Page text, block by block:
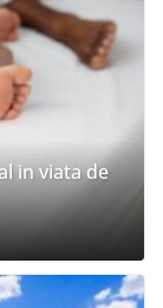
in viata de